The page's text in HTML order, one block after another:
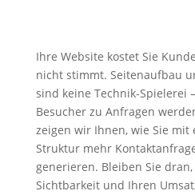
Ihre Website kostet Sie
nicht stimmt. Seitenaufbau
sind keine Technik-Spielerei
Besucher zu Anfragen
zeigen wir Ihnen, wie Sie mit
Struktur mehr
generieren. Bleiben Sie
Sichtbarkeit und Ihren